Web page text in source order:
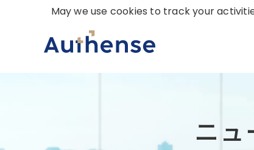
ニ
May we use cookies to track your